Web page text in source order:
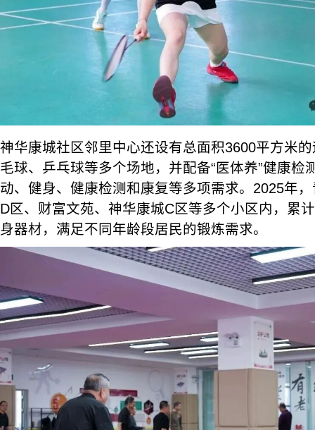
神华康城社区邻里中心还设有总面积3600平方米
毛球、乒乓球等多个场地，并配备“医体养”健康检
动、健身、健康检测和康复等多项需求。2025年
D区、财富文苑、神华康城C区等多个小区内，累
身器材，满足不同年龄段居民的锻炼需求。